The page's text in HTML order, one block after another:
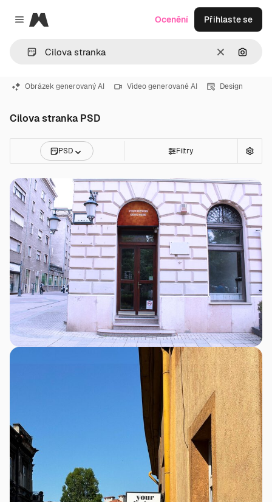
Close menu
Magnific
ZrušitHledat
Ocenění Přihlaste se
Obrázek generovaný AI Video generované AI Design
Cilova stranka PSD
PSD Filtry